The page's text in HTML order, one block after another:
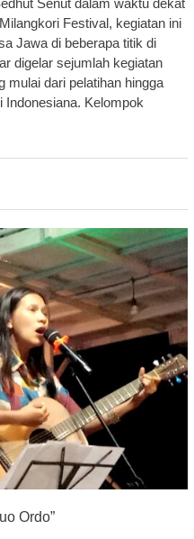
Senut dalam waktu dekat
Festival, kegiatan ini
Jawa di beberapa titik di
digelar sejumlah kegiatan
mulai dari pelatihan hingga
Indonesiana. Kelompok
Ordo”